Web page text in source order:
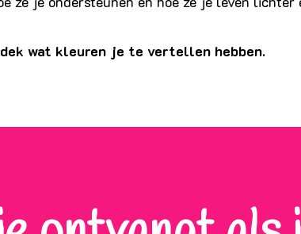
wat kleuren je te vertellen hebben.